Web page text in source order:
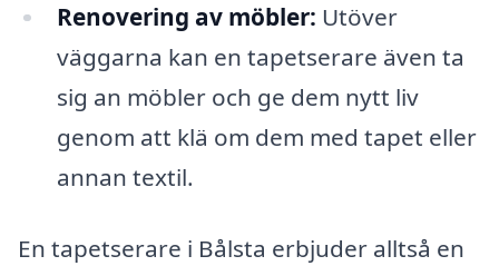
Renovering av möbler: Utöver
väggarna kan en tapetserare även ta
sig an möbler och ge dem nytt liv
genom att klä om dem med tapet eller
annan textil.
En tapetserare i Bålsta erbjuder alltså en